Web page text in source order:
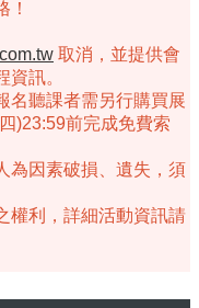
！
取消，並提供會
訊。
名聽課者需另行購買展
)23:59前完成免費索
為因素破損、遺失，須
權利，詳細活動資訊請